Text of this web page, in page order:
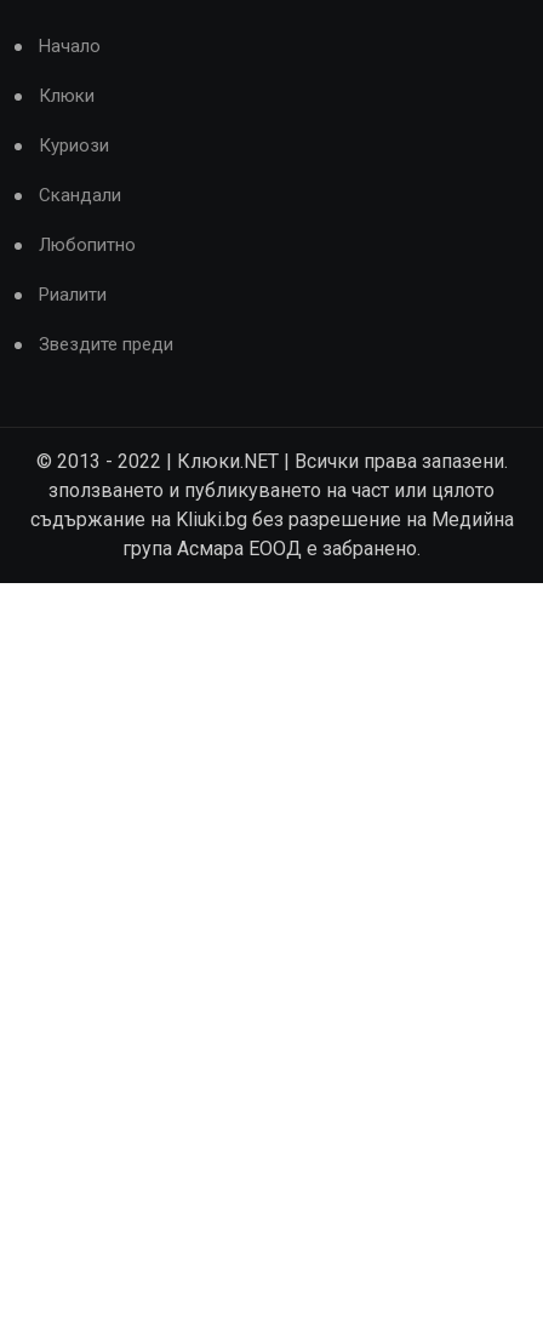
Начало
Клюки
Куриози
Скандали
Любопитно
Риалити
Звездите преди
© 2013 - 2022 | Клюки.NET | Всички права запазени.
зползването и публикуването на част или цялото
съдържание на Kliuki.bg без разрешение на Медийна
група Асмара ЕООД е забранено.